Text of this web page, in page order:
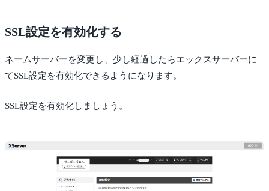
SSL設定を有効化する
ネームサーバーを変更し、少し経過したらエックスサーバーに
てSSL設定を有効化できるようになります。
SSL設定を有効化しましょう。